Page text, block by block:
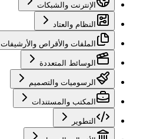
الإنترنت والشبكات
النظام والعتاد
الملفات والأقراص والأرشيفات
الوسائط المتعددة
الرسوميات والتصميم
المكتب والمستندات
التطوير